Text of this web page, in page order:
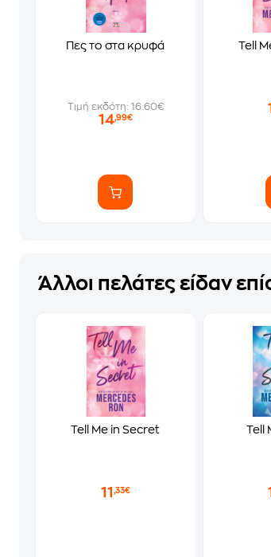
Πες το στα κρυφά
Τιμή εκδότη: 16.60€
14,99€
Tell
Άλλοι πελάτες είδαν
Tell Me in Secret
11 ,33€
Tell